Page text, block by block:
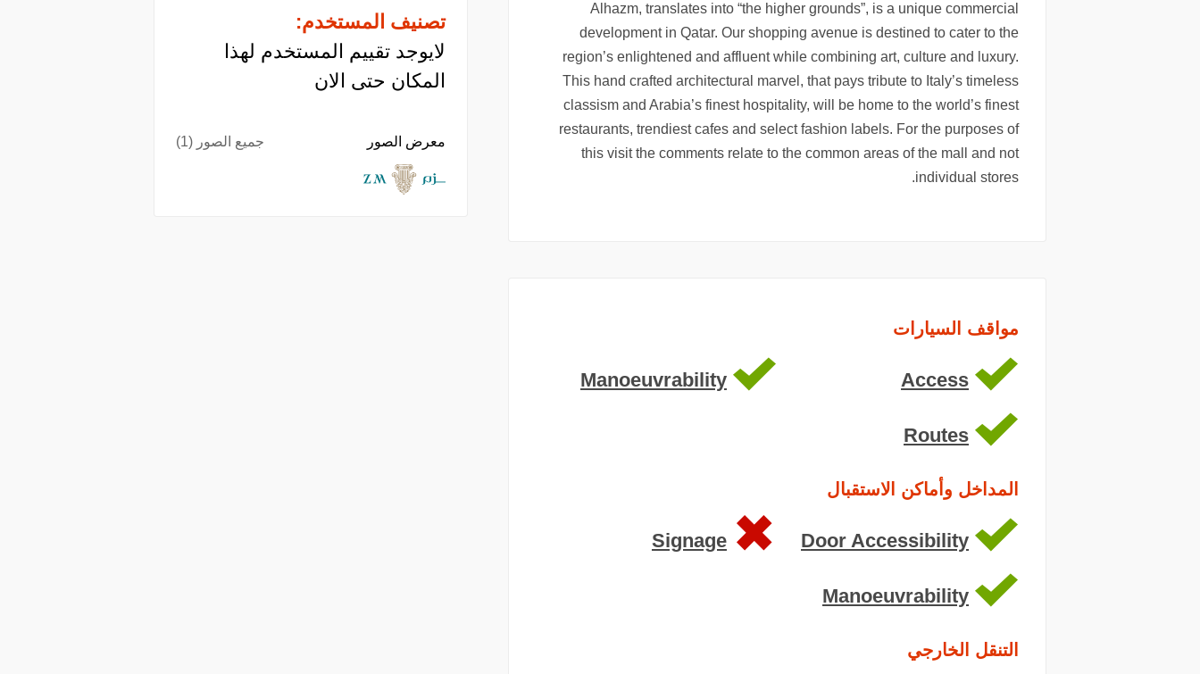
Alhazm, translates into “the higher grounds”, is a unique commercial
development in Qatar. Our shopping avenue is destined to cater to the
region’s enlightened and affluent while combining art, culture and luxury.
This hand crafted architectural marvel, that pays tribute to Italy’s timeless
classism and Arabia’s finest hospitality, will be home to the world’s finest
restaurants, trendiest cafes and select fashion labels. For the purposes of
this visit the comments relate to the common areas of the mall and not
individual stores.
مواقف السيارات
Access
Manoeuvrability
Routes
المداخل وأماكن الاستقبال
Door Accessibility
Signage
Manoeuvrability
التنقل الخارجي
تصنيف المستخدم:
لايوجد تقييم المستخدم لهذا
المكان حتى الان
معرض الصور جميع الصور (1)